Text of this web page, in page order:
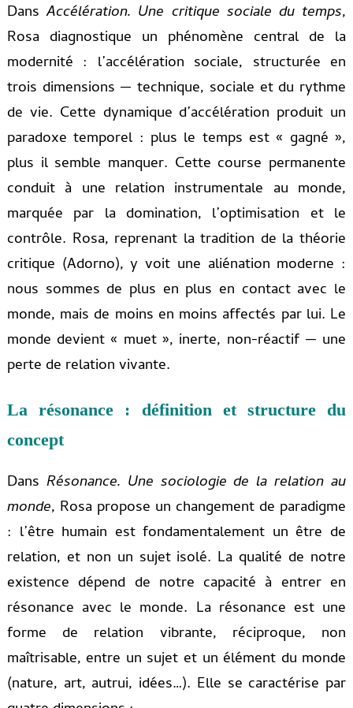
DansAccélération. Une critique sociale du temps,
Rosa diagnostique un phénomène central de la
modernité : l’accélération sociale, structurée en
trois dimensions — technique, sociale et du rythme
de vie. Cette dynamique d’accélération produit un
paradoxe temporel : plus le temps est « gagné »,
plus il semble manquer. Cette course permanente
conduit à une relation instrumentale au monde,
marquée par la domination, l’optimisation et le
contrôle. Rosa, reprenant la tradition de la théorie
critique (Adorno), y voit une aliénation moderne :
nous sommes de plus en plus en contact avec le
monde, mais de moins en moins affectés par lui. Le
monde devient « muet », inerte, non-réactif — une
perte de relation vivante.
La résonance : définition et structure du
concept
Dans Résonance. Une sociologie de la relation au
monde, Rosa propose un changement de paradigme
: l’être humain est fondamentalement un être de
relation, et non un sujet isolé. La qualité de notre
existence dépend de notre capacité à entrer en
résonance avec le monde. La résonance est une
forme de relation vibrante, réciproque, non
maîtrisable, entre un sujet et un élément du monde
(nature, art, autrui, idées…). Elle se caractérise par